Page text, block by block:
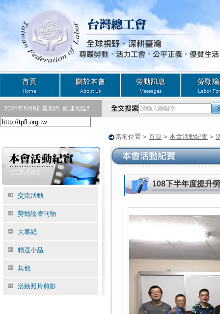
2026年8月6日星期四 歡迎光臨!!
當前位置 > 首頁 > 本會活動紀實 >
交流活動
勞動論壇刊物
大事紀
精選小品
其他
活動照片剪影
108下半年度提升